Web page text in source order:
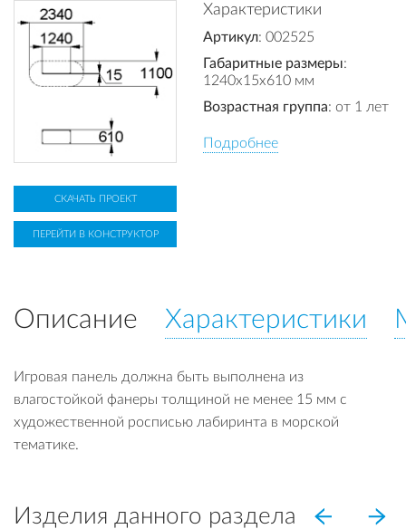
Характеристики
Артикул: 002525
Габаритные размеры:
1240x15x610 мм
Возрастная группа: от 1 лет
Подробнее
СКАЧАТЬ ПРОЕКТ
ПЕРЕЙТИ В КОНСТРУКТОР
Описание Характеристики
Игровая панель должна быть выполнена из
влагостойкой фанеры толщиной не менее 15 мм с
художественной росписью лабиринта в морской
тематике.
Изделия данного раздела